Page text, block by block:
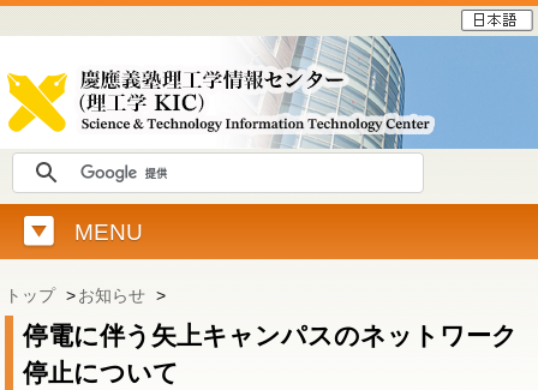
MENU
トップ >お知らせ >
停電に伴う矢上キャンパスのネットワーク
停止について